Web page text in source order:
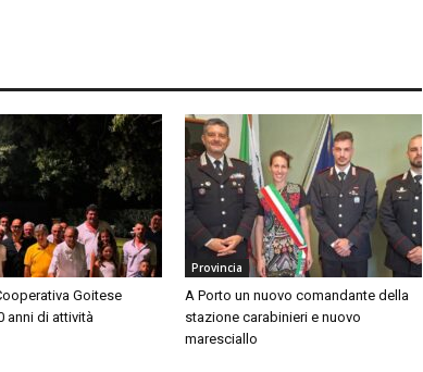
Goitese
anni di attività
Provincia
A Porto un nuovo comandante della
stazione carabinieri e nuovo
maresciallo